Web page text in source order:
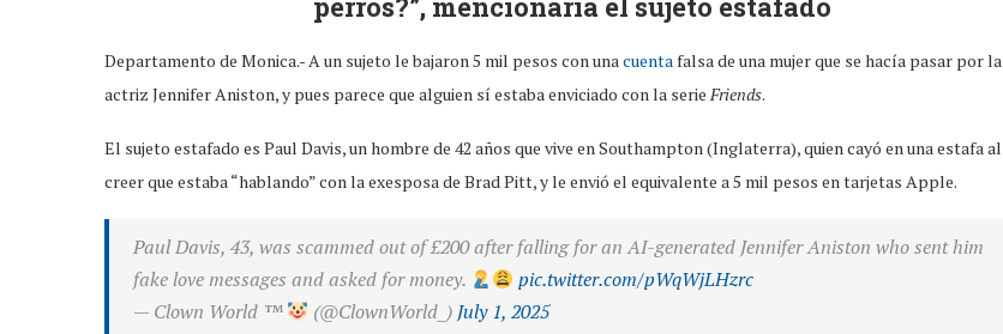
perros?”, mencionaría el sujeto estafado
Departamento de Monica.- A un sujeto le bajaron 5 mil pesos con unacuentafalsa de una mujer que se hacía pasar por la
actriz Jennifer Aniston, y pues parece que alguien sí estaba enviciado con la serie Friends.
El sujeto estafado es Paul Davis, un hombre de 42 años que vive en Southampton (Inglaterra), quien cayó en una estafa al
creer que estaba “hablando” con la exesposa de Brad Pitt, y le envió el equivalente a 5 mil pesos en tarjetas Apple.
Paul Davis, 43, was scammed out of £200 after falling for an AI-generated Jennifer Aniston who sent him
fake love messages and asked for money.
pic.twitter.com/pWqWjLHzrc
— Clown World ™
(@ClownWorld_) July 1, 2025